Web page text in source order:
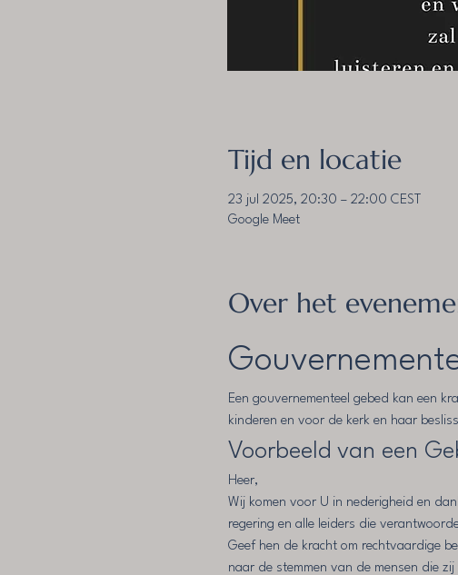
Tijd en locatie
23 jul 2025, 20:30 – 22:00 CEST
Google Meet
Over het
Een gouvernementeel gebed kan een
kinderen en voor de kerk en haar
Voorbeeld van een
Heer,
Wij komen voor U in nederigheid en
regering en alle leiders die
Geef hen de kracht om rechtvaardige
naar de stemmen van de mensen die zij